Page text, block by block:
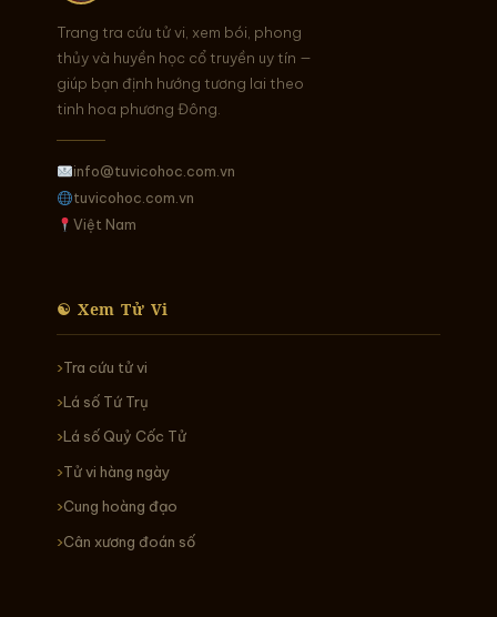
Trang tra cứu tử vi, xem bói, phong
thủy và huyền học cổ truyền uy tín —
giúp bạn định hướng tương lai theo
tinh hoa phương Đông.
info@tuvicohoc.com.vn
tuvicohoc.com.vn
Việt Nam
☯ Xem Tử Vi
Tra cứu tử vi
Lá số Tứ Trụ
Lá số Quỷ Cốc Tử
Tử vi hàng ngày
Cung hoàng đạo
Cân xương đoán số